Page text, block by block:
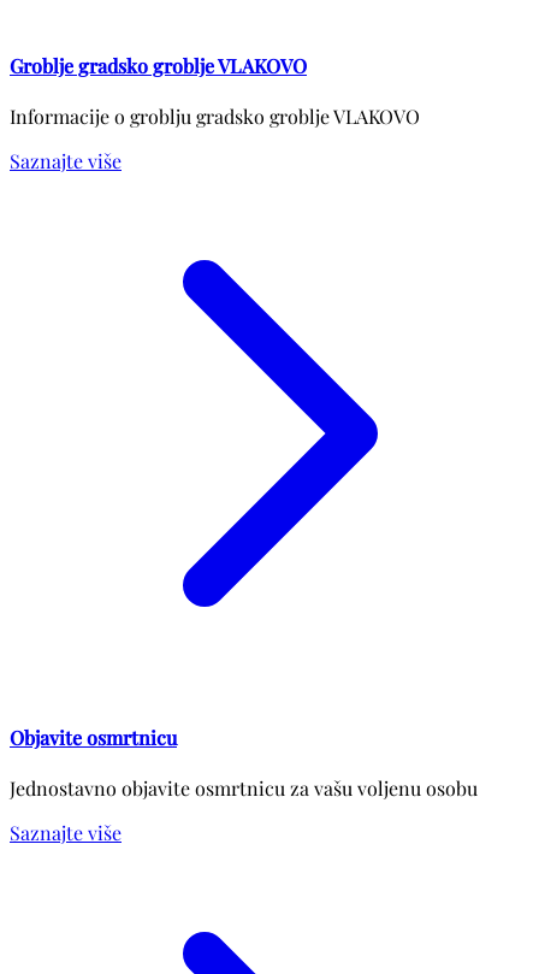
Groblje gradsko groblje VLAKOVO
Informacije o groblju gradsko groblje VLAKOVO
Saznajte više
Objavite osmrtnicu
Jednostavno objavite osmrtnicu za vašu voljenu osobu
Saznajte više